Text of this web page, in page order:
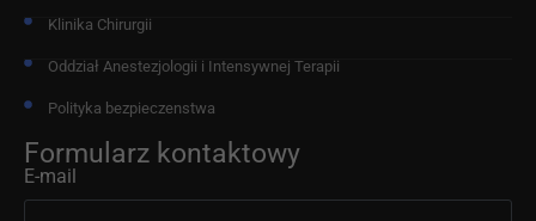
Klinika Chirurgii
Oddział Anestezjologii i Intensywnej Terapii
Polityka bezpieczenstwa
Formularz kontaktowy
E-mail